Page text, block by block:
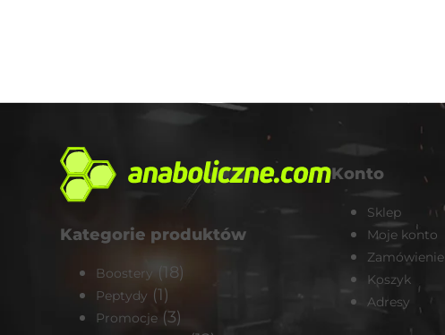
Kategorie produktów
Boostery (18)
Peptydy (1)
Promocje (3)
Konto
Sklep
Moje konto
Zamówienie
Koszyk
Adresy